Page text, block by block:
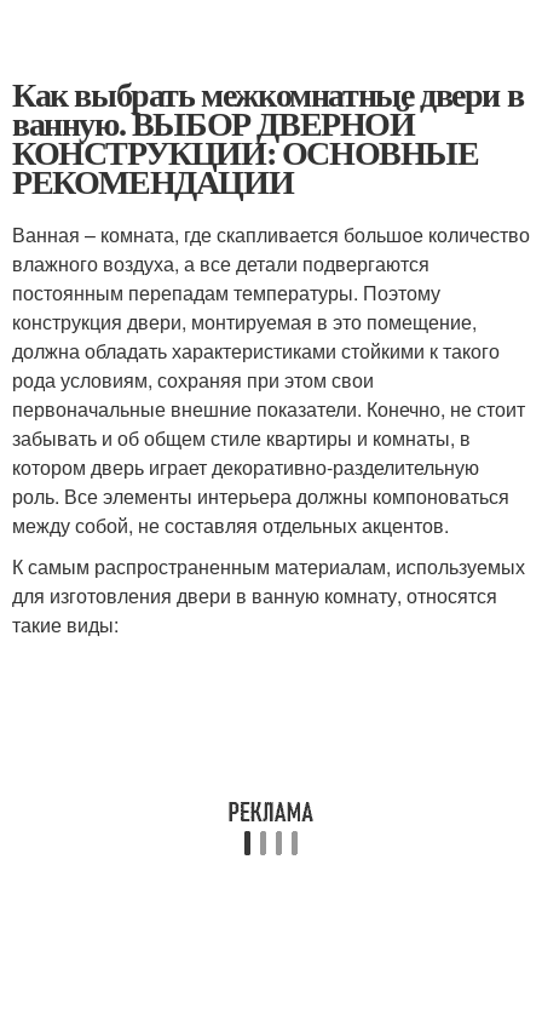
Как выбрать межкомнатные двери в
ванную. ВЫБОР ДВЕРНОЙ
КОНСТРУКЦИИ: ОСНОВНЫЕ
РЕКОМЕНДАЦИИ
Ванная – комната, где скапливается большое количество
влажного воздуха, а все детали подвергаются
постоянным перепадам температуры. Поэтому
конструкция двери, монтируемая в это помещение,
должна обладать характеристиками стойкими к такого
рода условиям, сохраняя при этом свои
первоначальные внешние показатели. Конечно, не стоит
забывать и об общем стиле квартиры и комнаты, в
котором дверь играет декоративно-разделительную
роль. Все элементы интерьера должны компоноваться
между собой, не составляя отдельных акцентов.
К самым распространенным материалам, используемых
для изготовления двери в ванную комнату, относятся
такие виды: